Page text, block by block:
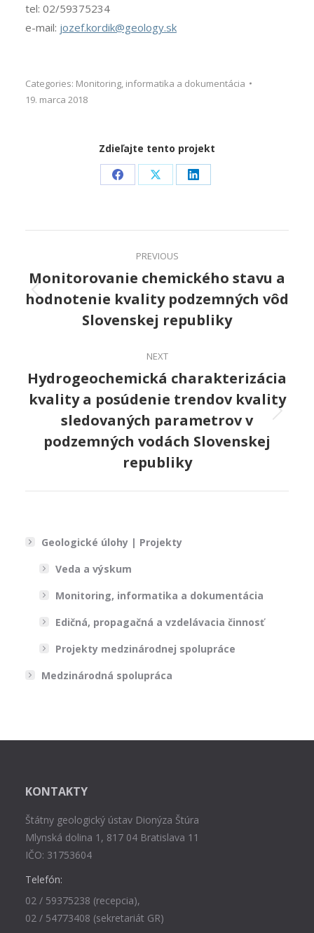
tel: 02/59375234
e-mail: jozef.kordik@geology.sk
Categories: Monitoring, informatika a dokumentácia
19. marca 2018
Zdieľajte tento projekt
Share Share Share
navigation
PREVIOUS
Previous
project:
Monitorovanie chemického stavu a
hodnotenie kvality podzemných vôd
Slovenskej republiky
NEXT
Next
project:
Hydrogeochemická charakterizácia
kvality a posúdenie trendov kvality
sledovaných parametrov v
podzemných vodách Slovenskej
republiky
Geologické úlohy | Projekty
Veda a výskum
Monitoring, informatika a dokumentácia
Edičná, propagačná a vzdelávacia činnosť
Projekty medzinárodnej spolupráce
Medzinárodná spolupráca
KONTAKTY
Štátny geologický ústav Dionýza Štúra
Mlynská dolina 1, 817 04 Bratislava 11
IČO: 31753604
Telefón:
02 / 59375238 (recepcia),
02 / 54773408 (sekretariát GR)